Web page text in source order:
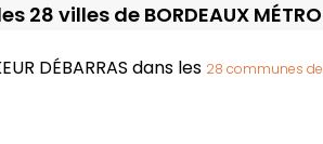
28 villes de BORDEAUX
DÉBARRAS dans les 28 communes de